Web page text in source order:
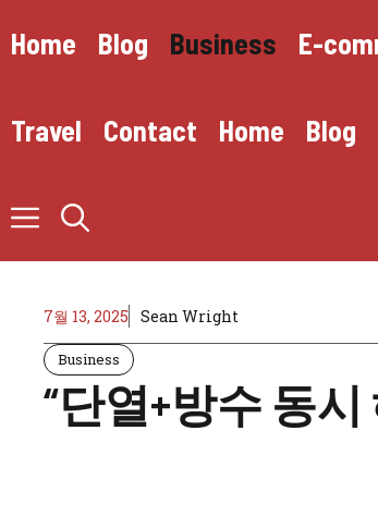
toHome Blog Business E-
Travel Contact Home Blog
7월 13, 2025 Sean Wright
Business
“단열+방수 동